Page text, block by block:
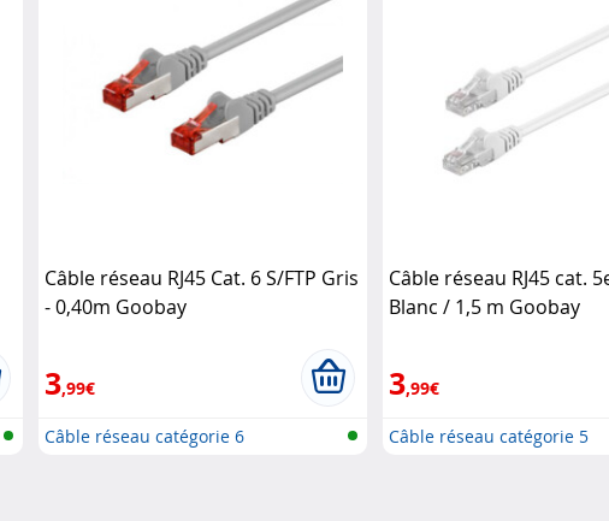
Câble réseau RJ45 Cat. 6 S/FTP Gris
- 0,40m Goobay
3,99€
Câble réseau catégorie 6
Câble réseau RJ45 cat.
Blanc / 1,5 m Goobay
3,99€
Câble réseau catégorie 5